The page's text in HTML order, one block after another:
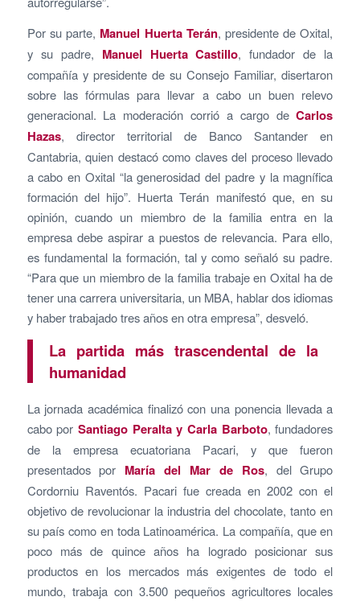
Por su parte, Manuel Huerta Terán, presidente de Oxital,
y su padre, Manuel Huerta Castillo, fundador de la
compañía y presidente de su Consejo Familiar, disertaron
sobre las fórmulas para llevar a cabo un buen relevo
generacional. La moderación corrió a cargo deCarlos
Hazas, director territorial de Banco Santander en
Cantabria, quien destacó como claves del proceso llevado
a cabo en Oxital “la generosidad del padre y la magnífica
formación del hijo”. Huerta Terán manifestó que, en su
opinión, cuando un miembro de la familia entra en la
empresa debe aspirar a puestos de relevancia. Para ello,
es fundamental la formación, tal y como señaló su padre.
“Para que un miembro de la familia trabaje en Oxital ha de
tener una carrera universitaria, un MBA, hablar dos idiomas
y haber trabajado tres años en otra empresa”, desveló.
La partida más trascendental de la
humanidad
La jornada académica finalizó con una ponencia llevada a
cabo por Santiago Peralta y Carla Barboto, fundadores
de la empresa ecuatoriana Pacari, y que fueron
presentados por María del Mar de Ros, del Grupo
Cordorniu Raventós. Pacari fue creada en 2002 con el
objetivo de revolucionar la industria del chocolate, tanto en
su país como en toda Latinoamérica. La compañía, que en
poco más de quince años ha logrado posicionar sus
productos en los mercados más exigentes de todo el
mundo, trabaja con 3.500 pequeños agricultores locales